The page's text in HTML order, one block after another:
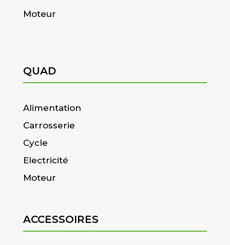
Moteur
QUAD
Alimentation
Carrosserie
Cycle
Electricité
Moteur
ACCESSOIRES